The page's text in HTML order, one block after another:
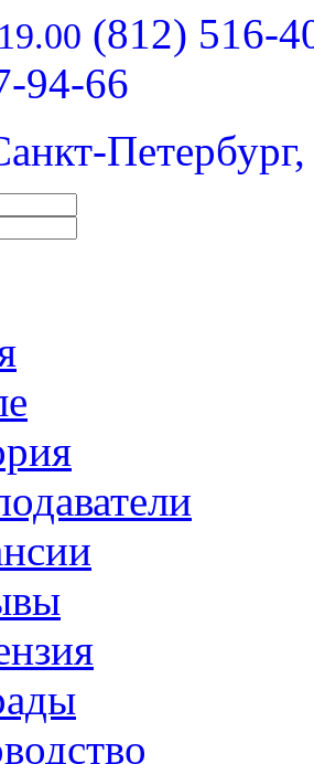
(812) 516-
94-66